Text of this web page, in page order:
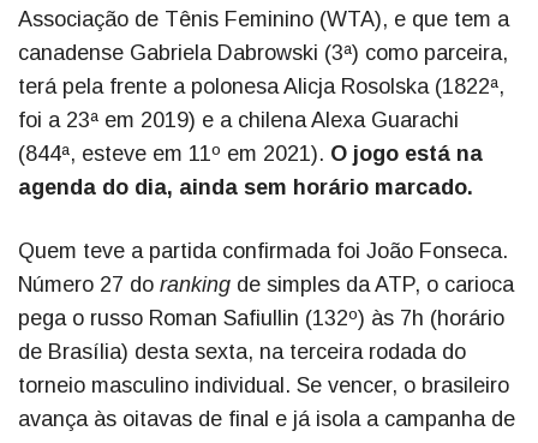
Associação de Tênis Feminino (WTA), e que tem a
canadense Gabriela Dabrowski (3ª) como parceira,
terá pela frente a polonesa Alicja Rosolska (1822ª,
foi a 23ª em 2019) e a chilena Alexa Guarachi
(844ª, esteve em 11º em 2021). O jogo está na
agenda do dia, ainda sem horário marcado.
Quem teve a partida confirmada foi João Fonseca.
Número 27 do ranking de simples da ATP, o carioca
pega o russo Roman Safiullin (132º) às 7h (horário
de Brasília) desta sexta, na terceira rodada do
torneio masculino individual. Se vencer, o brasileiro
avança às oitavas de final e já isola a campanha de